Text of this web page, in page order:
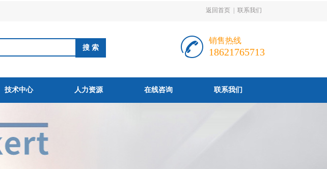
返回首页 联系我们
销售热线
18621765713
技术中心 人力资源 在线咨询 联系我们